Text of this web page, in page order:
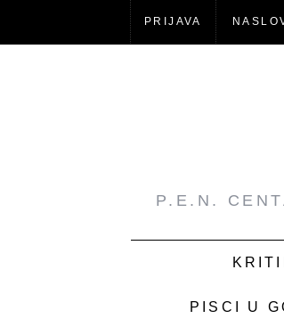
PRIJAVA
P.E.N.
PISCI U